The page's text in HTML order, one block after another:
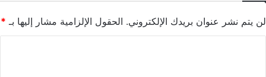
لن يتم نشر عنوان بريدك الإلكتروني. الحقول الإلزامية مشار إليها بـ *